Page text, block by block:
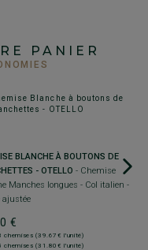
PANIER
BLANCHE À BOUTONS DE
- OTELLO - Chemise
Manches longues - Col italien -
ajustée
€
chemises (39.67€ l'unité)
chemises (31.80€ l'unité)